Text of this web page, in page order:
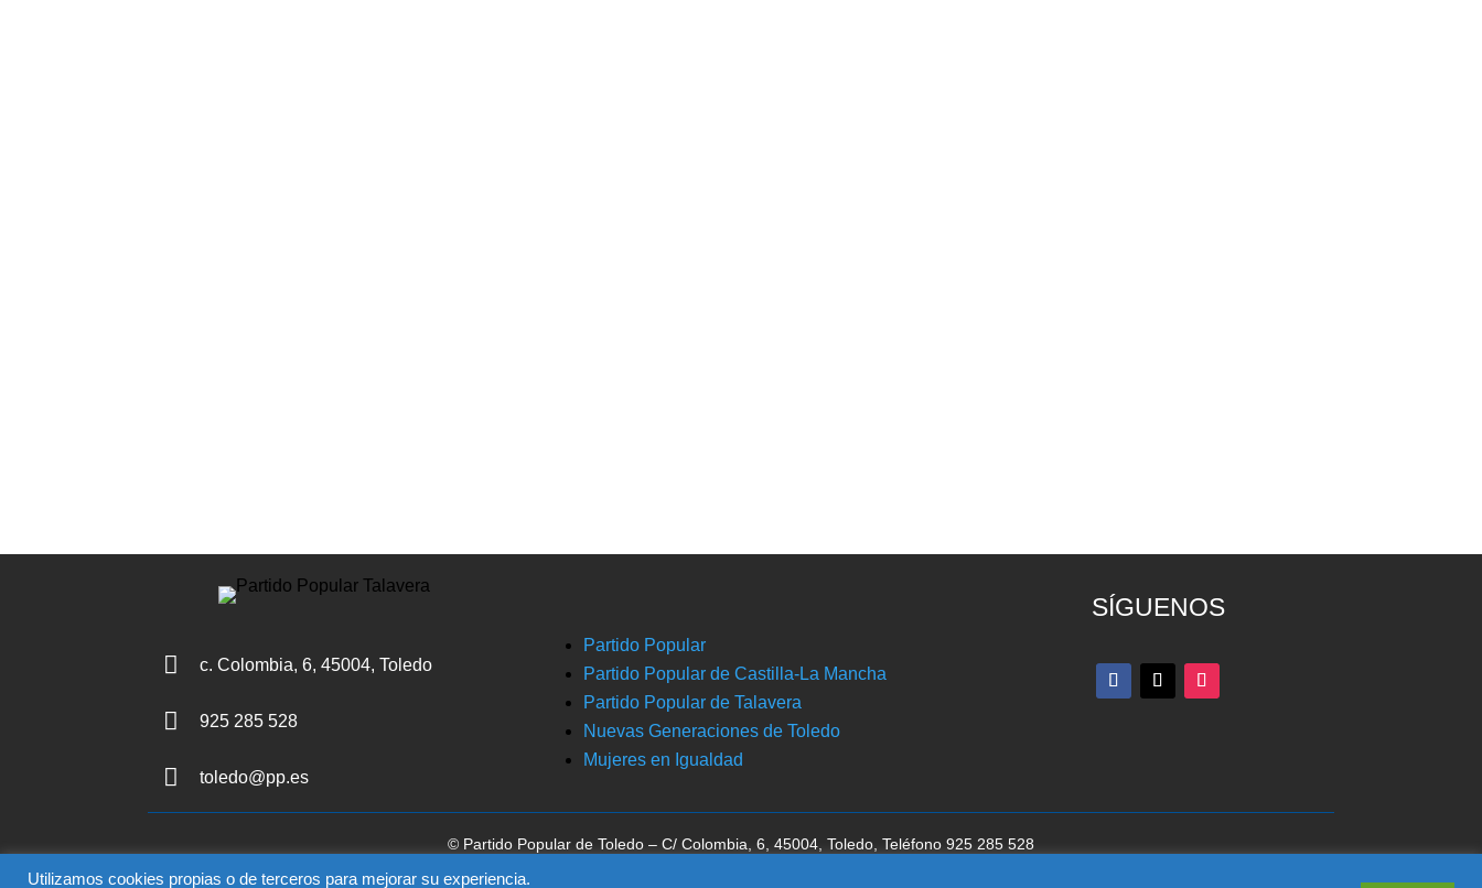
 c. Colombia, 6, 45004, Toledo
 925 285 528
 toledo@pp.es
Partido Popular
Partido Popular de Castilla-La Mancha
Partido Popular de Talavera
Nuevas Generaciones de Toledo
Mujeres en Igualdad
SÍGUENOS
© Partido Popular de Toledo – C/ Colombia, 6, 45004, Toledo, Teléfono 925 285 528
El uso de este sitio implica la aceptación del
Utilizamos cookies propias o de terceros para mejorar su experiencia.